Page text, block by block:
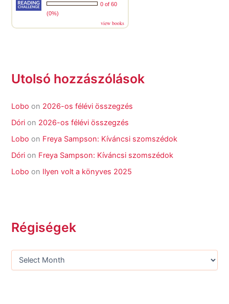
0 of 60
(0%)
view books
Utolsó hozzászólások
Lobo on 2026-os félévi összegzés
Dóri on 2026-os félévi összegzés
Lobo on Freya Sampson: Kíváncsi szomszédok
Dóri on Freya Sampson: Kíváncsi szomszédok
Lobo on Ilyen volt a könyves 2025
Régiségek